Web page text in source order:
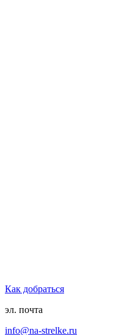
Как добраться
эл. почта
info@na-strelke.ru